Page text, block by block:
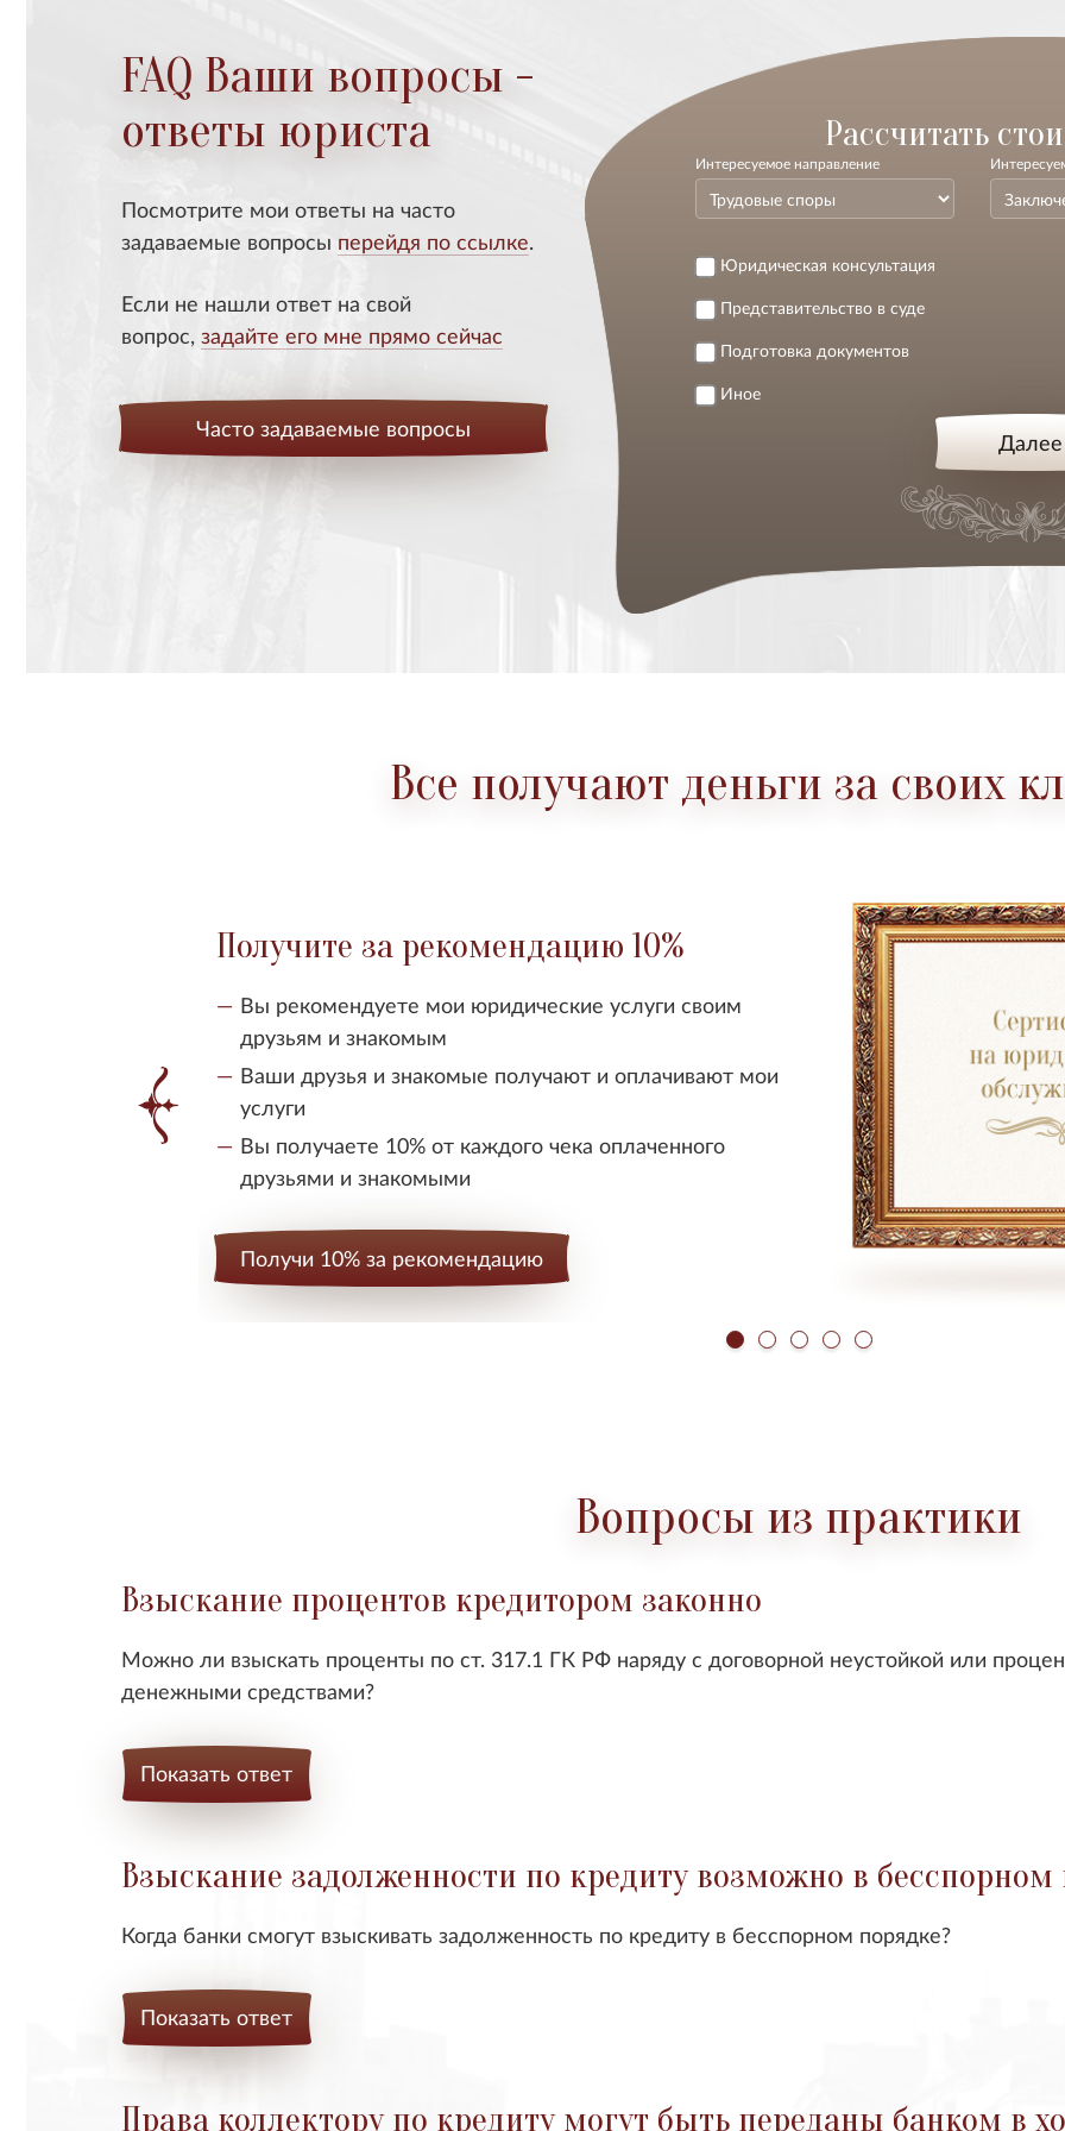
FAQ Ваши вопросы -
ответы юриста
Посмотрите мои ответы на часто
задаваемые вопросы перейдя по ссылке.
Если не нашли ответ на свой
вопрос, задайте его мне прямо сейчас
Часто задаваемые вопросы
Расcчитать
Интересуемое направление
Юридическая консультация
Представительство в суде
Подготовка документов
Иное
Далее
Все получают деньги за своих
Получите за рекомендацию 10%
Вы рекомендуете мои юридические услуги своим
друзьям и знакомым
Ваши друзья и знакомые получают и оплачивают мои
услуги
Вы получаете 10% от каждого чека оплаченного
друзьями и знакомыми
Получи 10% за рекомендацию
Вопросы из практики
Взыскание процентов кредитором законно
Можно ли взыскать проценты по ст. 317.1 ГК РФ наряду с договорной неустойкой или
денежными средствами?
Показать ответ
Взыскание задолженности по кредиту возможно в бесспорном
Когда банки смогут взыскивать задолженность по кредиту в бесспорном порядке?
Показать ответ
Права коллектору по кредиту могут быть переданы банком в